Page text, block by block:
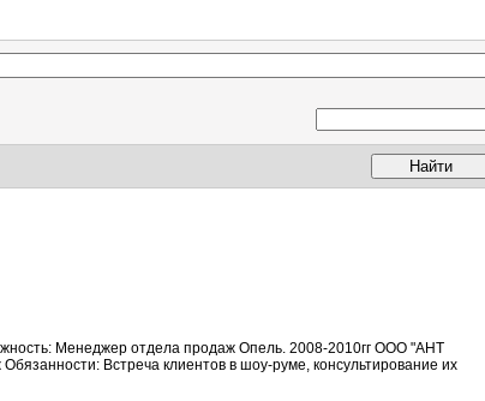
Менеджер отдела продаж Опель. 2008-2010гг ООО "АНТ
Встреча клиентов в шоу-руме, консультирование их